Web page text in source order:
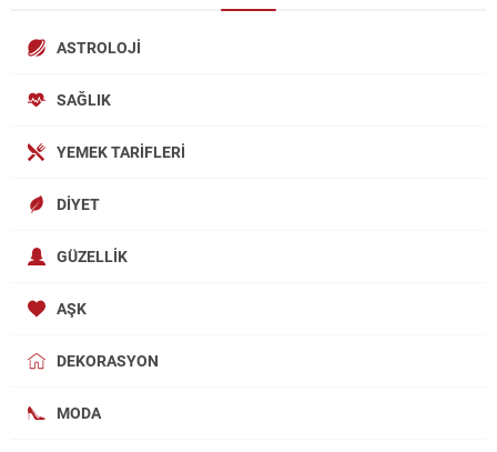
ASTROLOJI
SAĞLIK
YEMEK TARIFLERI
DIYET
GÜZELLIK
AŞK
DEKORASYON
MODA